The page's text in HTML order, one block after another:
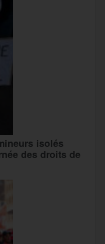
isolés
des droits de